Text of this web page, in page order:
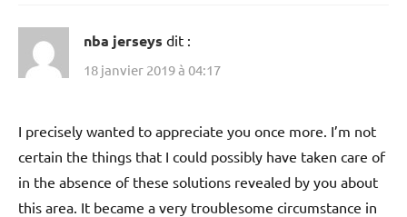
nba jerseys dit :
18 janvier 2019 à 04:17
I precisely wanted to appreciate you once more. I’m not
certain the things that I could possibly have taken care of
in the absence of these solutions revealed by you about
this area. It became a very troublesome circumstance in